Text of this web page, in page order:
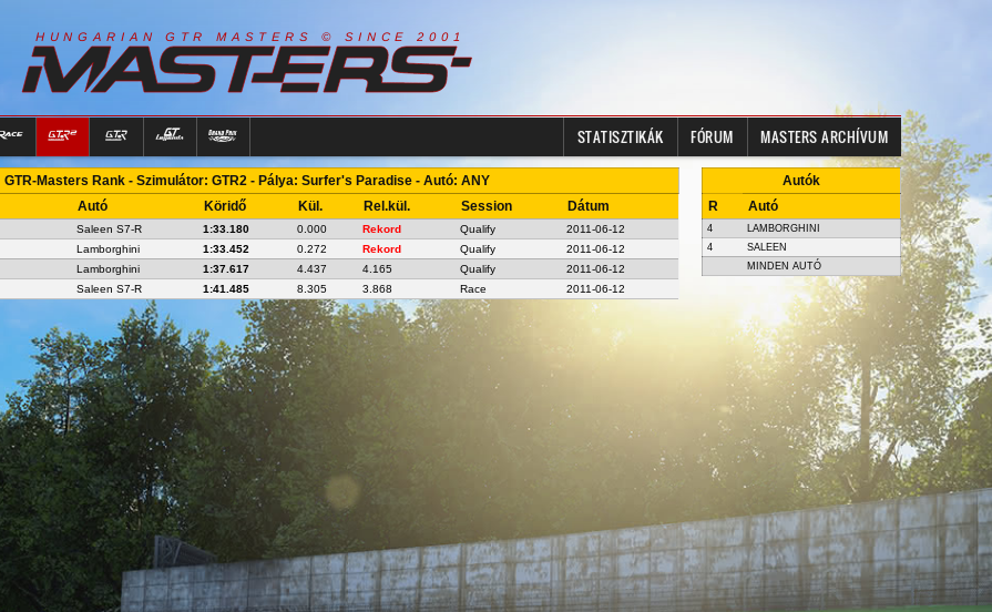
H U N G A R I A N G T R M A S T E R S © S I N C E 2 0 0 1
STATISZTIKÁK FÓRUM MASTERS ARCHÍVUM
GTR-Masters Rank - Szimulátor: GTR2 - Pálya: Surfer's Paradise - Autó: ANY
Autó Köridő Kül. Rel.kül. Session Dátum
Saleen S7-R 1:33.180 0.000 Rekord Qualify
2011-06-12
Lamborghini 1:33.452 0.272 Rekord Qualify
2011-06-12
Lamborghini 1:37.617 4.437 4.165 Qualify
2011-06-12
Saleen S7-R 1:41.485 8.305 3.868 Race 2011-06-12
Autók
R
Autó
4
LAMBORGHINI
4
SALEEN
MINDEN AUTÓ